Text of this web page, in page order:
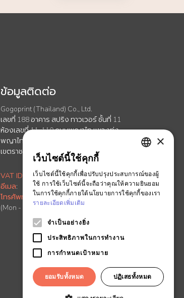
ข้อมูลติดต่อ
Gogoprint (Thailand) Co., Ltd.
เลขที่ 188 อาคาร สปริง ทาวเวอร์ ชั้นที่ 11
ห้องเลขที่ 11-110 ถนนพญาไท เเขวงทุ่ง
พญาไท
เขตราชเทวี กรุงเทพมหานคร 10400
VAT ID
0-1055-58155-90-5
อีเมล:
info.th@ontimeprint.com
โทรศัพท์
: 02-026-3147
(Mon - Fri, 9AM to 6PM)
THAI
×
เว็บไซต์นี้ใช้คุกกี้
เว็บไซต์นี้ใช้คุกกี้เพื่อปรับปรุงประสบการณ์ของผู้
ใช้ การใช้เว็บไซต์นี้จะถือว่าคุณให้ความยินยอม
ในการใช้คุกกี้ภายใต้นโยบายการใช้คุกกี้ของเรา
รายละเอียดเพิ่มเติม
จำเป็นอย่างยิ่ง
ประสิทธิภาพในการทำงาน
การกำหนดเป้าหมาย
ยอมรับทั้งหมด ปฏิเสธทั้งหมด